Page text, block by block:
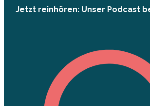
Jetzt reinhören: Unser Podcast